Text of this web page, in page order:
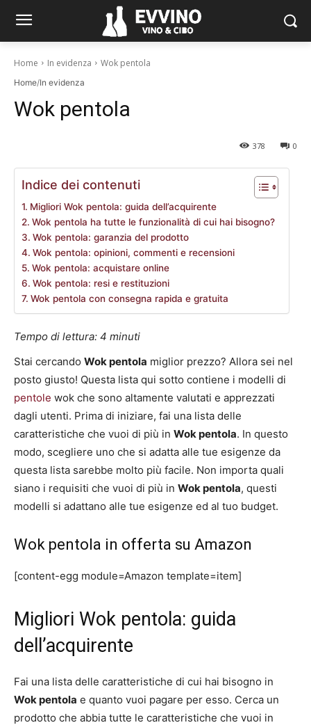
Home In evidenza Wok pentola
Home/In evidenza
Wok pentola
0
378
Indice dei contenuti
Migliori Wok pentola: guida dell’acquirente
Wok pentola ha tutte le funzionalità di cui hai bisogno?
Wok pentola: garanzia del prodotto
Wok pentola: opinioni, commenti e recensioni
Wok pentola: acquistare online
Wok pentola: resi e restituzioni
Wok pentola con consegna rapida e gratuita
Tempo di lettura: 4 minuti
Stai cercando Wok pentola miglior prezzo? Allora sei nel
posto giusto! Questa lista qui sotto contiene i modelli di
pentole wok che sono altamente valutati e apprezzati
dagli utenti. Prima di iniziare, fai una lista delle
caratteristiche che vuoi di più in Wok pentola. In questo
modo, scegliere uno che si adatta alle tue esigenze da
questa lista sarebbe molto più facile. Non importa quali
siano i requisiti che vuoi di più in Wok pentola, questi
modelli si adattano alle tue esigenze ed al tuo budget.
Wok pentola in offerta su Amazon
[content-egg module=Amazon template=item]
Migliori Wok pentola: guida
dell’acquirente
Fai una lista delle caratteristiche di cui hai bisogno in
Wok pentola e quanto vuoi pagare per esso. Cerca un
prodotto che abbia tutte le caratteristiche che vuoi in